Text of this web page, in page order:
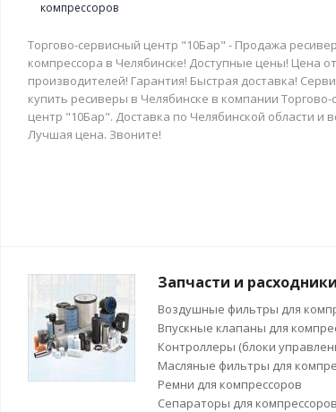
Торгово-сервисный центр "10Бар" - Продажа
компрессора в Челябинске! Доступные цены! Цена от
производителей! Гарантия! Быстрая доставка!
купить ресиверы в Челябинске в компании Торгово-
центр "10Бар". Доставка по Челябинской области и
Лучшая цена. Звоните!
Запчасти и расходники
Воздушные фильтры для
Впускные клапаны для
Контроллеры (блоки
Масляные фильтры для
Ремни для компрессоров
Сепараторы для компрессоров